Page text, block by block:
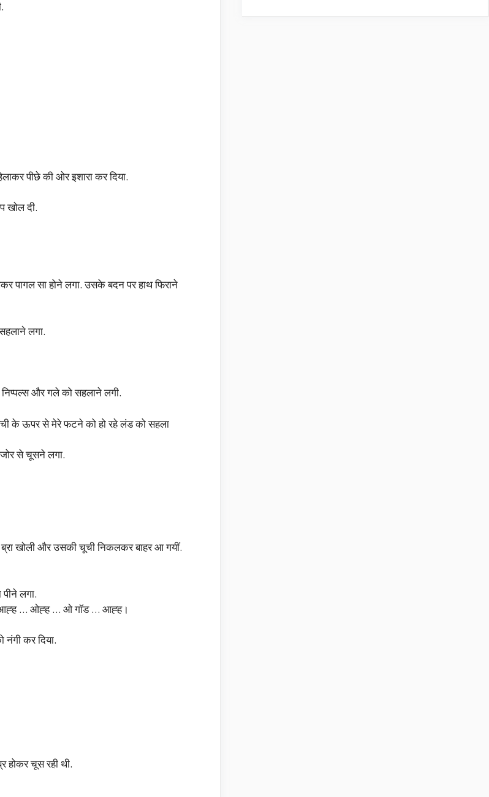
पीछे की ओर इशारा कर दिया.
खोल दी.
पागल सा होने लगा. उसके बदन पर हाथ फिराने
लगा.
और गले को सहलाने लगी.
के ऊपर से मेरे फटने को हो रहे लंड को सहला
से चूसने लगा.
खोली और उसकी चूची निकलकर बाहर आ गयीं.
लगा.
… ओह्ह … ओ गॉड … आह्ह।
कर दिया.
होकर चूस रही थी.